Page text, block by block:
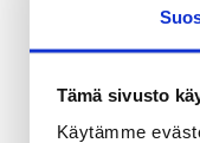
Tämä sivusto
Käytämme